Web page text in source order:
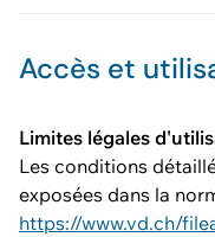
Accès et
Limites légales
Les conditions
exposées dans la